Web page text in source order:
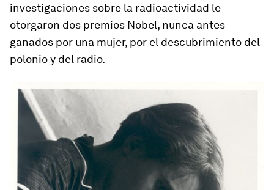
investigaciones sobre la radioactividad le
otorgaron dos premios Nobel, nunca antes
ganados por una mujer, por el descubrimiento del
polonio y del radio.